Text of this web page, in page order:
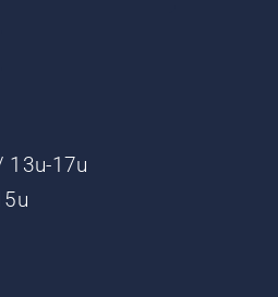
13u-17u